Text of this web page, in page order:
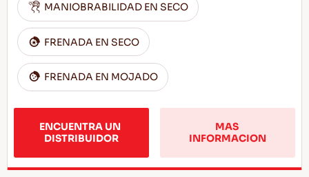
MANIOBRABILIDAD EN SECO
FRENADA EN SECO
FRENADA EN MOJADO
ENCUENTRA UN
DISTRIBUIDOR
MAS
INFORMACION